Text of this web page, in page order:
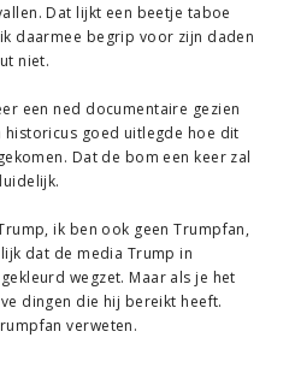
Dat lijkt een beetje taboe
daarmee begrip voor zijn daden
niet.
een ned documentaire gezien
goed uitlegde hoe dit
Dat de bom een keer zal
ik ben ook geen Trumpfan,
dat de media Trump in
wegzet. Maar als je het
dingen die hij bereikt heeft.
verweten.